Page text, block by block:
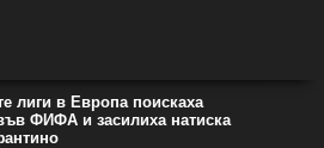
лиги в Европа поискаха
ФИФА и засилиха натиска